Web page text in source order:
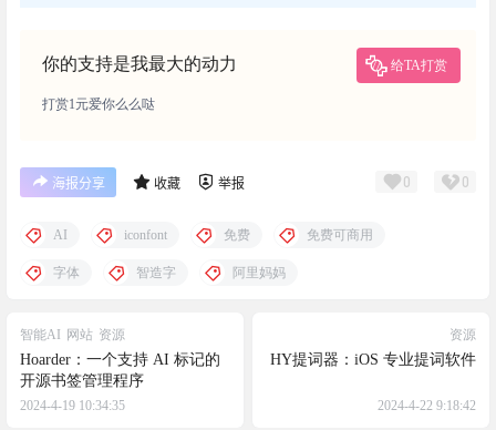
你的支持是我最大的动力 给TA打赏
打赏1元爱你么么哒
海报分享 收藏 举报 0 0
AI iconfont 免费 免费可商用
字体 智造字 阿里妈妈
智能AI 网站 资源
Hoarder：一个支持 AI 标记的
开源书签管理程序
2024-4-19 10:34:35
资源
HY提词器：iOS 专业提词软件
2024-4-22 9:18:42